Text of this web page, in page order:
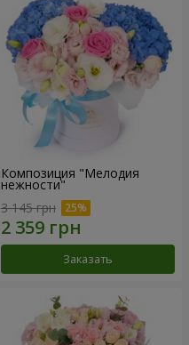
Композиция "Мелодия
нежности"
3 145 грн
Заказать